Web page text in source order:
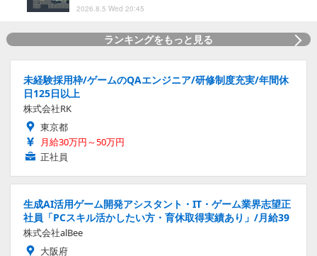
2026.8.5 Wed 20:45
ランキングをもっと見る
未経験採用枠/ゲームのQAエンジニア/研修制度充実/年間休
日125日以上
株式会社RK
東京都
月給30万円～50万円
正社員
生成AI活用ゲーム開発アシスタント・IT・ゲーム業界志望正
社員「PCスキル活かしたい方・育休取得実績あり」/月給39
株式会社alBee
大阪府